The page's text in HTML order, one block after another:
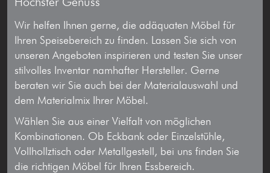
Höchster Genuss
Wir helfen Ihnen gerne, die adäquaten Möbel für
Ihren Speisebereich zu finden. Lassen Sie sich von
unseren Angeboten inspirieren und testen Sie unser
stilvolles Inventar namhafter Hersteller. Gerne
beraten wir Sie auch bei der Materialauswahl und
dem Materialmix Ihrer Möbel.
Wählen Sie aus einer Vielfalt von möglichen
Kombinationen. Ob Eckbank oder Einzelstühle,
Vollhollztisch oder Metallgestell, bei uns finden Sie
die richtigen Möbel für Ihren Essbereich.